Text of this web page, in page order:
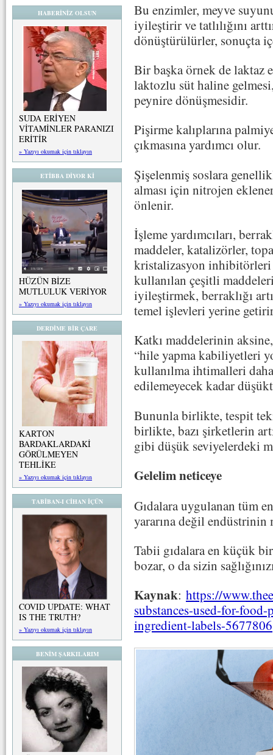
HABERİNİZ OLSUN
SUDA ERİYEN
VİTAMİNLER PARANIZI
ERİTİR
» Yazıyı okumak için tıklayın
ETİBBA DİYOR Kİ
HÜZÜN BİZE
MUTLULUK VERİYOR
» Yazıyı okumak için tıklayın
DERDİME BİR ÇARE
KARTON
BARDAKLARDAKİ
GÖRÜLMEYEN
TEHLİKE
» Yazıyı okumak için tıklayın
TABİBAN-I CİHAN İÇÜN
COVID UPDATE: WHAT
IS THE TRUTH?
» Yazıyı okumak için tıklayın
BENİM ŞARKILARIM
Bu enzimler, meyve
iyileştirir ve tatlılığını
dönüştürülürler, sonuçta
Bir başka örnek de laktaz
laktozlu süt haline
peynire dönüşmesidir.
Pişirme kalıplarına
çıkmasına yardımcı olur.
Şişelenmiş soslara
alması için nitrojen
önlenir.
İşleme yardımcıları,
maddeler, katalizörler,
kristalizasyon inhibitörleri
kullanılan çeşitli
iyileştirmek, berraklığı
temel işlevleri yerine
Katkı maddelerinin
“hile yapma kabiliyetleri
kullanılma ihtimalleri
edilemeyecek kadar
Bununla birlikte, tespit
birlikte, bazı şirketlerin
gibi düşük seviyelerdeki
Gelelim neticeye
Gıdalara uygulanan tüm
yararına değil
Tabii gıdalara en küçük
bozar, o da sizin
Kaynak: https://
substances-used-for-
ingredient-labels-5677806